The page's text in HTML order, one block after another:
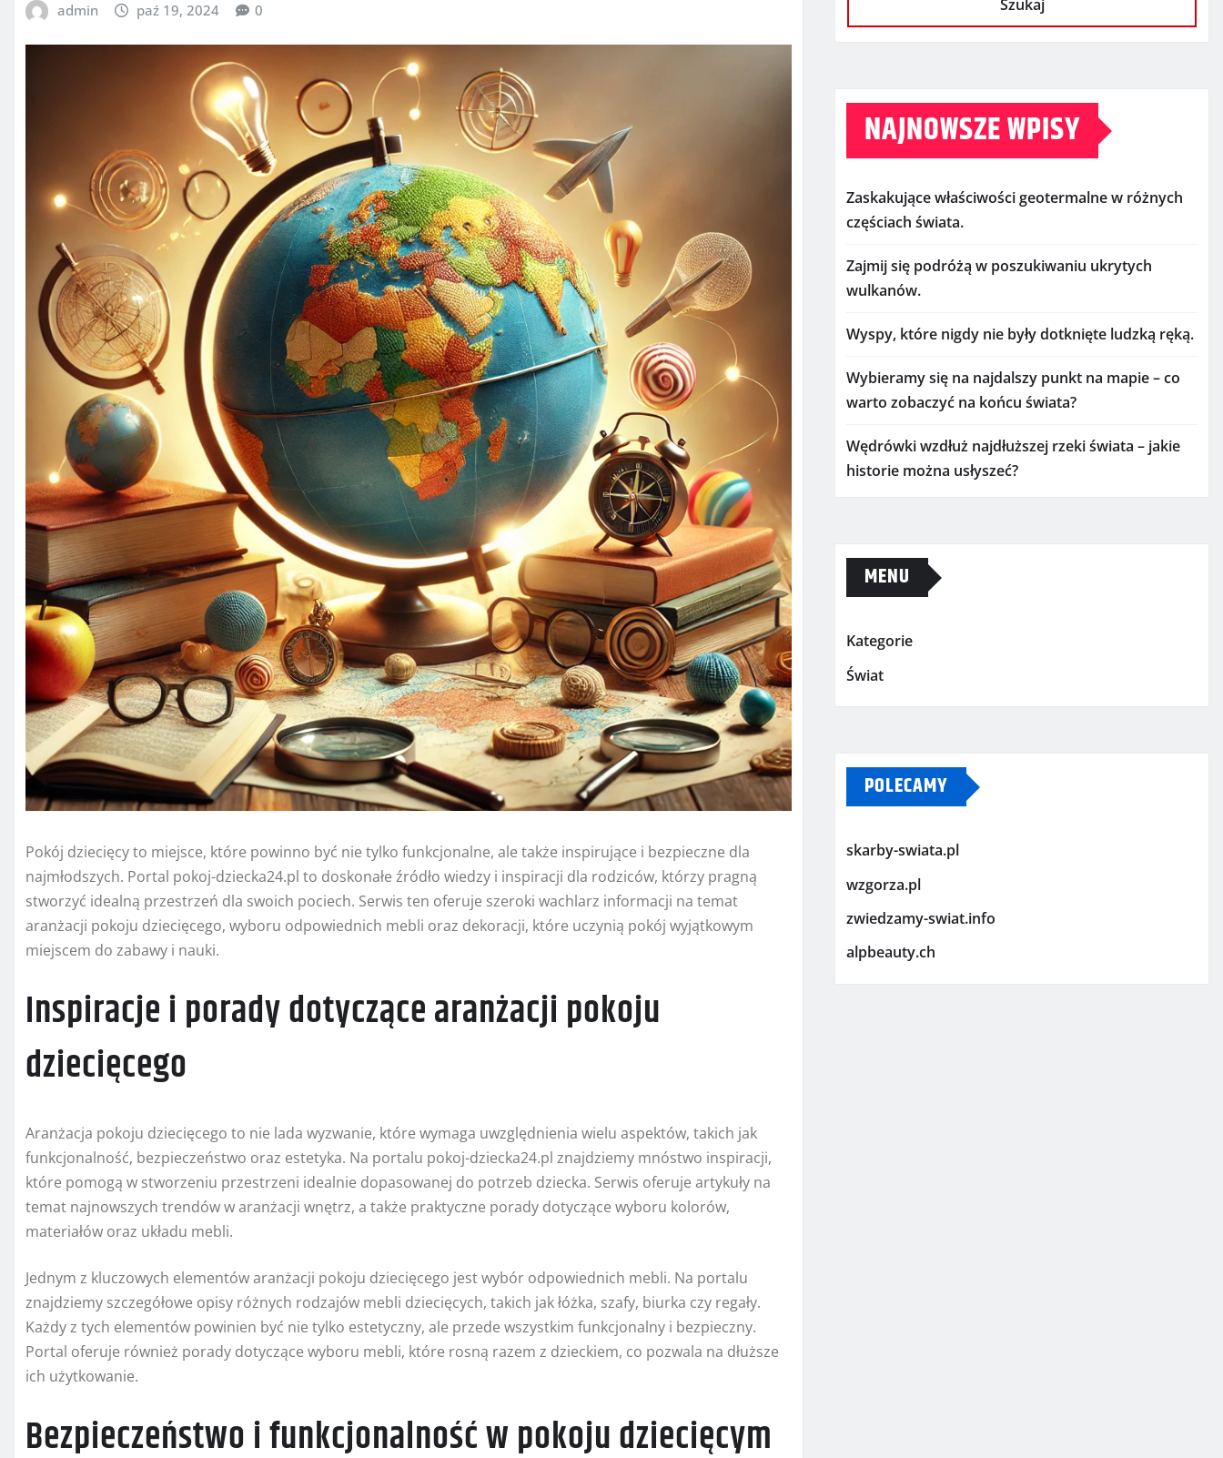
admin paź 19, 2024 0
Pokój dziecięcy to miejsce, które powinno być nie tylko funkcjonalne, ale także inspirujące i bezpieczne dla
najmłodszych. Portal pokoj-dziecka24.pl to doskonałe źródło wiedzy i inspiracji dla rodziców, którzy pragną
stworzyć idealną przestrzeń dla swoich pociech. Serwis ten oferuje szeroki wachlarz informacji na temat
aranżacji pokoju dziecięcego, wyboru odpowiednich mebli oraz dekoracji, które uczynią pokój wyjątkowym
miejscem do zabawy i nauki.
Inspiracje i porady dotyczące aranżacji pokoju
dziecięcego
Aranżacja pokoju dziecięcego to nie lada wyzwanie, które wymaga uwzględnienia wielu aspektów, takich jak
funkcjonalność, bezpieczeństwo oraz estetyka. Na portalu pokoj-dziecka24.pl znajdziemy mnóstwo inspiracji,
które pomogą w stworzeniu przestrzeni idealnie dopasowanej do potrzeb dziecka. Serwis oferuje artykuły na
temat najnowszych trendów w aranżacji wnętrz, a także praktyczne porady dotyczące wyboru kolorów,
materiałów oraz układu mebli.
Jednym z kluczowych elementów aranżacji pokoju dziecięcego jest wybór odpowiednich mebli. Na portalu
znajdziemy szczegółowe opisy różnych rodzajów mebli dziecięcych, takich jak łóżka, szafy, biurka czy regały.
Każdy z tych elementów powinien być nie tylko estetyczny, ale przede wszystkim funkcjonalny i bezpieczny.
Portal oferuje również porady dotyczące wyboru mebli, które rosną razem z dzieckiem, co pozwala na dłuższe
ich użytkowanie.
Bezpieczeństwo i funkcjonalność w pokoju dziecięcym
Szukaj
NAJNOWSZE WPISY
Zaskakujące właściwości geotermalne w różnych
częściach świata.
Zajmij się podróżą w poszukiwaniu ukrytych
wulkanów.
Wyspy, które nigdy nie były dotknięte ludzką ręką.
Wybieramy się na najdalszy punkt na mapie – co
warto zobaczyć na końcu świata?
Wędrówki wzdłuż najdłuższej rzeki świata – jakie
historie można usłyszeć?
MENU
Kategorie
Świat
POLECAMY
skarby-swiata.pl
wzgorza.pl
zwiedzamy-swiat.info
alpbeauty.ch